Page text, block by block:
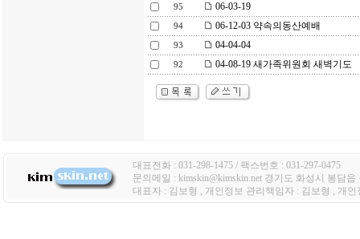
95 06-03-19
94 06-12-03 약속의동산예배
93 04-04-04
92 04-08-19 새가족위원회 새벽기도
대표전화 : 031-298-1475 / 팩스번호 : 031-297-0475
문의메일 : kimskin@kimskin.net 경기도 화성시 봉담
대표자 : 김보형 , 개인정보 관리책임자 : 김보형 , 개